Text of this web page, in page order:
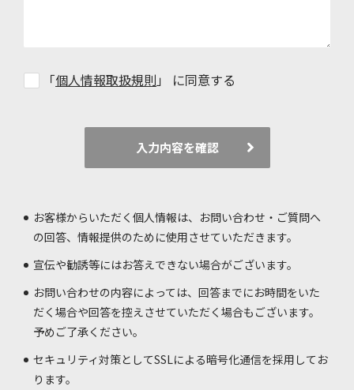
「個人情報取扱規則 」 に同意する
入力内容を確認
お客様からいただく個人情報は、お問い合わせ・ご質問へ
の回答、情報提供のために使用させていただきます。
宣伝や勧誘等にはお答えできない場合がございます。
お問い合わせの内容によっては、回答までにお時間をいた
だく場合や回答を控えさせていただく場合もございます。
予めご了承ください。
セキュリティ対策としてSSLによる暗号化通信を採用してお
ります。